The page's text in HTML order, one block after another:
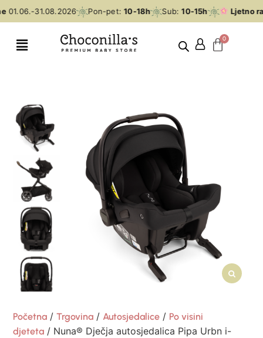
01.06.-31.08.2026 Pon-pet:10-18h Sub:10-15h Ljetno
Početna /Trgovina /Autosjedalice / Po visini
djeteta / Nuna® Dječja autosjedalica Pipa Urbn i-